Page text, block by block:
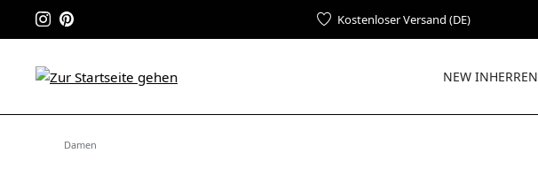
Kostenloser Versand (DE)
NEW INHERREN
Damen